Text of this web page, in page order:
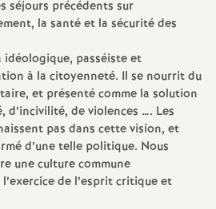
c
o
n
d
séjours précédents sur
la santé et la sécurité des
idéologique, passéiste et
à la citoyenneté. Il se nourrit du
et présenté comme la solution
d’incivilité, de violences …. Les
pas dans cette vision, et
d’une telle politique. Nous
une culture commune
de l’esprit critique et